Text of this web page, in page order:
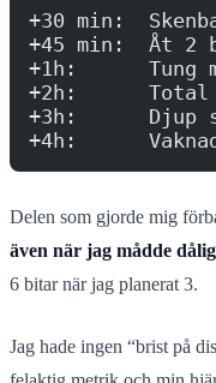
+30 min:
+45 min:  Åt 2
+1h:      Tung
+2h:      Total
+3h:      Djup
+4h:
Delen som gjorde mig
även när jag mådde
6 bitar när jag planerat 3.
Jag hade ingen “brist på